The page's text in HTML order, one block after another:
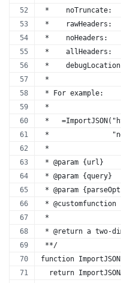
*    noTruncate:
*    rawHeaders:
*    noHeaders:
*    allHeaders:
*
*
* For example:
*
*
*
*
* @param {url}
* @param
* @param
* @customfunction
*
* @return a two-
**/
function
return